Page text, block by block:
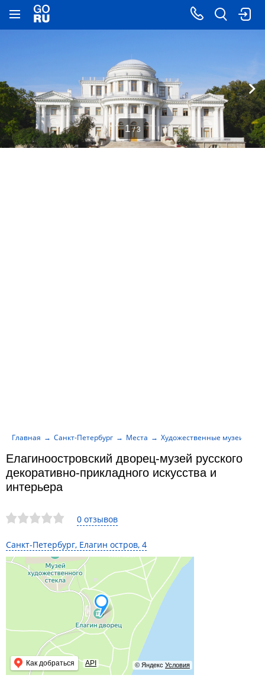
0 отзывов
Санкт-Петербург, Елагин остров, 4
© Яндекс Условия
Как добраться API
Елагиноостровский дворец-музей русского
декоративно-прикладного искусства и
интерьера
Главная Санкт-Петербург Места Художественные музеи
1 / 3